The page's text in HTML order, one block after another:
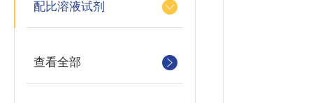
配比溶液试剂
查看全部